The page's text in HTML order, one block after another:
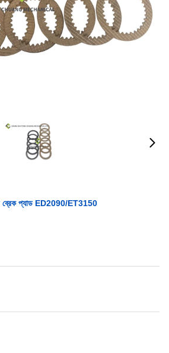
ব্রেক প্যাড ED2090/ET3150